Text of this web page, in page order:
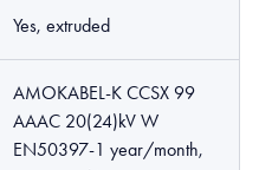
Yes, extruded
AMOKABEL-K CCSX 99
AAAC 20(24)kV W
EN50397-1 year/month,